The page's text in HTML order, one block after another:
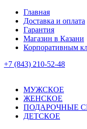
Главная
Доставка и оплата
Гарантия
Магазин в Казани
Корпоративным
+7 (843) 210-52-48
МУЖСКОЕ
ЖЕНСКОЕ
ПОДАРОЧНЫЕ
ДЕТСКОЕ